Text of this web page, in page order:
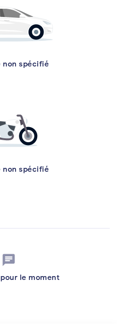
non spécifié
non spécifié
chat
le moment